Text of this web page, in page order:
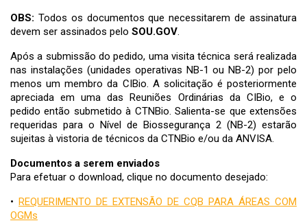
OBS: Todos os documentos que necessitarem de assinatura
devem ser assinados pelo SOU.GOV.
Após a submissão do pedido, uma visita técnica será realizada
nas instalações (unidades operativas NB-1 ou NB-2) por pelo
menos um membro da CIBio. A solicitação é posteriormente
apreciada em uma das Reuniões Ordinárias da CIBio, e o
pedido então submetido à CTNBio. Salienta-se que extensões
requeridas para o Nível de Biossegurança 2 (NB-2) estarão
sujeitas à vistoria de técnicos da CTNBio e/ou da ANVISA.
Documentos a serem enviados
Para efetuar o download, clique no documento desejado:
• REQUERIMENTO DE EXTENSÃO DE CQB PARA ÁREAS COM
OGMs